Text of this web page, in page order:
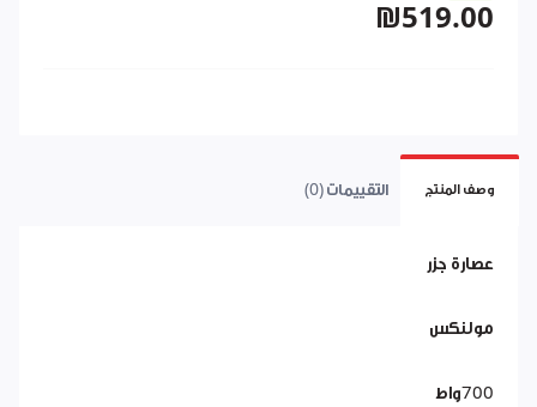
₪519.00
وصف المنتج التقييمات (0)
عصارة جزر
مولنكس
700واط